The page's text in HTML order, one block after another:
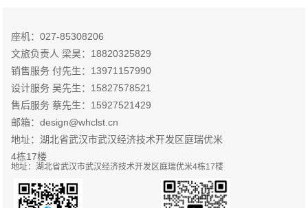
座机：027-85308206
文旅负责人 梁昊：18820325829
销售服务 付先生：13971157990
设计服务 吴先生：15827578521
售后服务 蔡先生：15927521429
邮箱：design@whclst.cn
地址：湖北省武汉市武汉经济技术开发区庭瑞优米
4栋17楼
地址：湖北省武汉市武汉经济技术开发区庭瑞优米4栋17楼